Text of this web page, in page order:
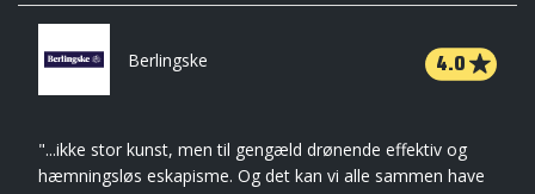
Berlingske 4.0
"...ikke stor kunst, men til gengæld drønende effektiv og
hæmningsløs eskapisme. Og det kan vi alle sammen have